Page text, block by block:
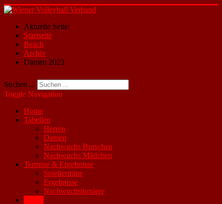
Aktuelle Seite:
Startseite
Beach
Archiv
Damen 2023
Suchen ...
Toggle Navigation
Home
Tabellen
Herren
Damen
Nachwuchs Burschen
Nachwuchs Mädchen
Termine & Ergebnisse
Spieltermine
Ergebnisse
Nachwuchsturniere